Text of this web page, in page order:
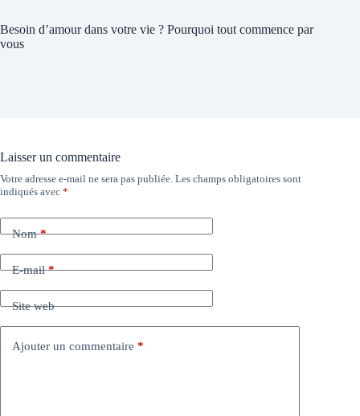
Besoin d’amour dans votre vie ? Pourquoi tout commence par
vous
Laisser un commentaire
Votre adresse e-mail ne sera pas publiée. Les champs obligatoires sont
indiqués avec *
Nom*
E-mail*
Site web
Ajouter un commentaire *